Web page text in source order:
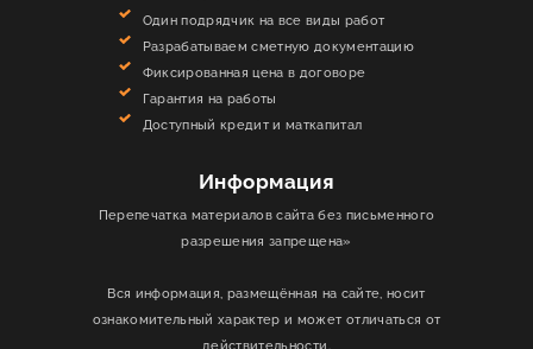
Один подрядчик на все виды работ
Разрабатываем сметную документацию
Фиксированная цена в договоре
Гарантия на работы
Доступный кредит и маткапитал
Информация
Перепечатка материалов сайта без письменного
разрешения запрещена»
Вся информация, размещённая на сайте, носит
ознакомительный характер и может отличаться от
действительности.